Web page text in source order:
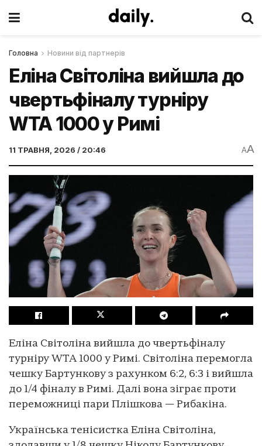
Головна Новини від партнерів
Еліна Світоліна вийшла до
чвертьфіналу турніру
WTA 1000 у Римі
11 ТРАВНЯ, 2026 / 20:46 AA
Еліна Світоліна вийшла до чвертьфіналу
турніру WTA 1000 у Римі. Світоліна перемогла
чешку Бартункову з рахунком 6:2, 6:3 і вийшла
до 1/4 фіналу в Римі. Далі вона зіграє проти
переможниці пари Плішкова — Рибакіна.
Українська тенісистка Еліна Світоліна,